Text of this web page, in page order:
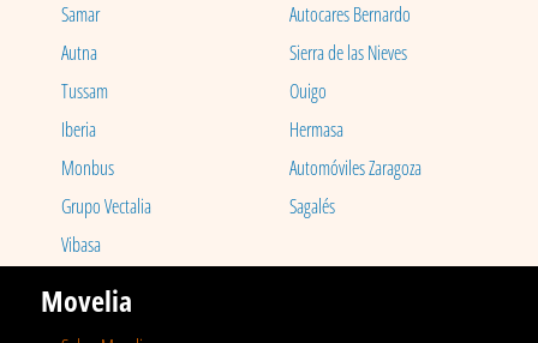
Samar
Autocares Bernardo
Autna
Sierra de las Nieves
Tussam
Ouigo
Iberia
Hermasa
Monbus
Automóviles Zaragoza
Grupo Vectalia
Sagalés
Vibasa
Movelia